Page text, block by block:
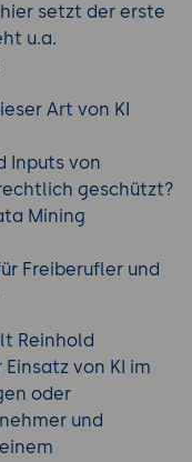
setzt der erste
u.a.
Art von KI
Inputs von
geschützt?
Mining
Freiberufler und
Reinhold
von KI im
oder
und